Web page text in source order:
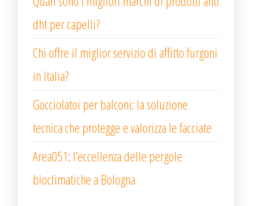
dht per capelli?
Chi offre il miglior servizio di affitto furgoni
in Italia?
Gocciolatoi per balconi: la soluzione
tecnica che protegge e valorizza le facciate
Area051: l’eccellenza delle pergole
bioclimatiche a Bologna